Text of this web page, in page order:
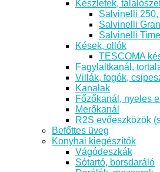
Készletek,
Salvinelli 250,
Salvinelli
Salvinelli
Kések, ollók
TESCOMA
Fagylaltkanál,
Villák, fogók,
Kanalak
Főzőkanál, nyeles
Merőkanál
R2S evőeszközök
Befőttes üveg
Konyhai kiegészítők
Vágódeszkák
Sótartó, borsdaráló